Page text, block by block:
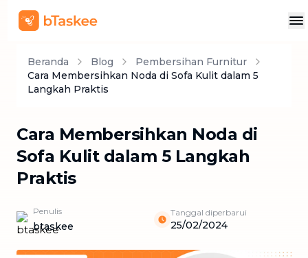
Beranda Blog
Pembersihan Furnitur
Cara Membersihkan Noda di Sofa Kulit dalam 5
Langkah Praktis
Cara Membersihkan Noda di
Sofa Kulit dalam 5 Langkah
Praktis
Penulis
btaskee
Tanggal diperbarui
25/02/2024